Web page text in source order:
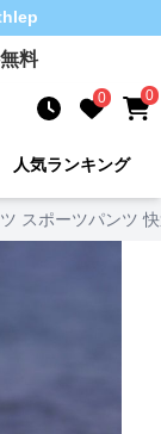
料
0 0
人気ランキング
スポーツパンツ